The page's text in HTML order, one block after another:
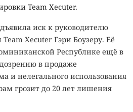
Team Xecuter.
иск к руководителю
Xecuter Гэри Боузеру. Её
Республике ещё в
в продаже
и нелегального использования
грозит до 20 лет лишения